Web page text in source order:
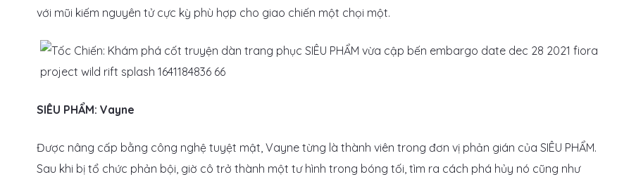
với mũi kiếm nguyên tử cực kỳ phù hợp cho giao chiến một chọi một.
SIÊU PHẨM: Vayne
Được nâng cấp bằng công nghệ tuyệt mật, Vayne từng là thành viên trong đơn vị phản gián của SIÊU PHẨM.
Sau khi bị tổ chức phản bội, giờ cô trở thành một tư hình trong bóng tối, tìm ra cách phá hủy nó cũng như